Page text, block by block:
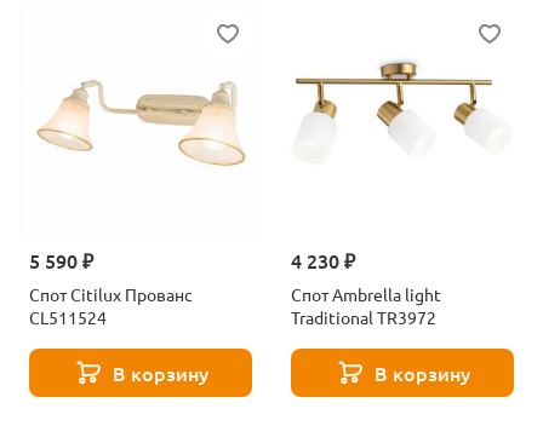
5 590 ₽
Спот Citilux Прованс
CL511524
В корзину
4 230 ₽
Спот Ambrella light
Traditional TR3972
В корзину